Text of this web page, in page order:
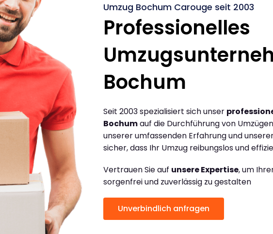
Umzug Bochum Carouge seit 2003
Professionelles
Bochum
Seit 2003 spezialisiert sich unser
Bochumauf die Durchführung von
unserer umfassenden Erfahrung und
sicher, dass Ihr Umzug reibungslos und
Vertrauen Sie auf unsere Expertise, um
sorgenfrei und zuverlässig zu gestalten
Unverbindlich anfragen